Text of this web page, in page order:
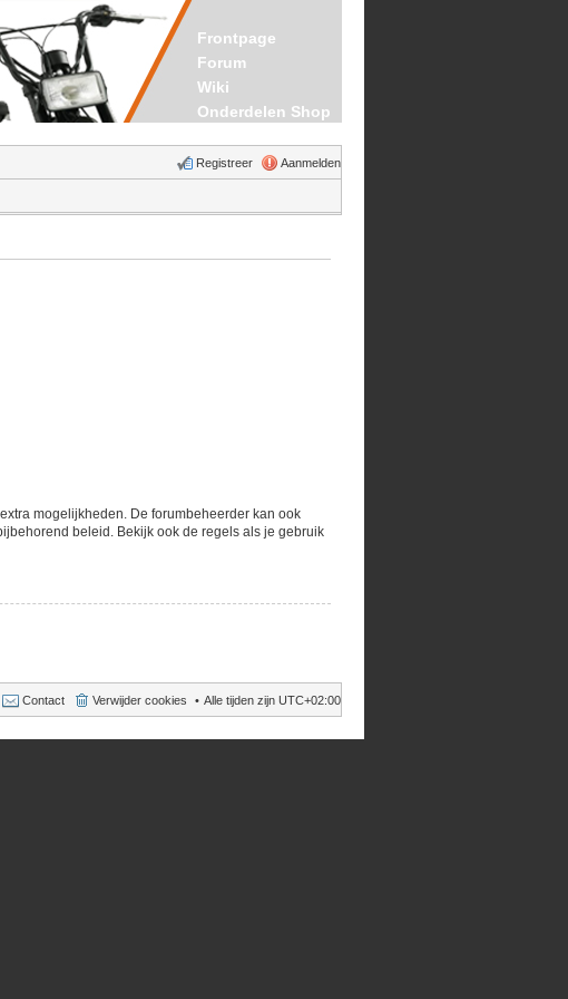
Frontpage
Forum
Wiki
Onderdelen Shop
Aanmelden
Registreer
mogelijkheden. De forumbeheerder kan ook
beleid. Bekijk ook de regels als je gebruik
Alle tijden zijn UTC+02:00
Verwijder cookies
Contact